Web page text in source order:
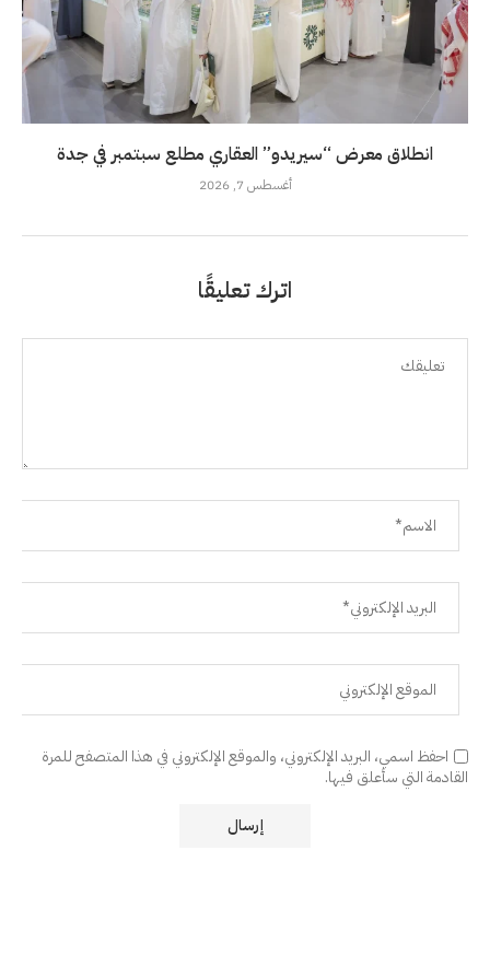
انطلاق معرض “سيريدو” العقاري مطلع سبتمبر في جدة
أغسطس 7, 2026
اترك تعليقًا
احفظ اسمي، البريد الإلكتروني، والموقع الإلكتروني في هذا المتصفح للمرة
القادمة التي سأعلق فيها.